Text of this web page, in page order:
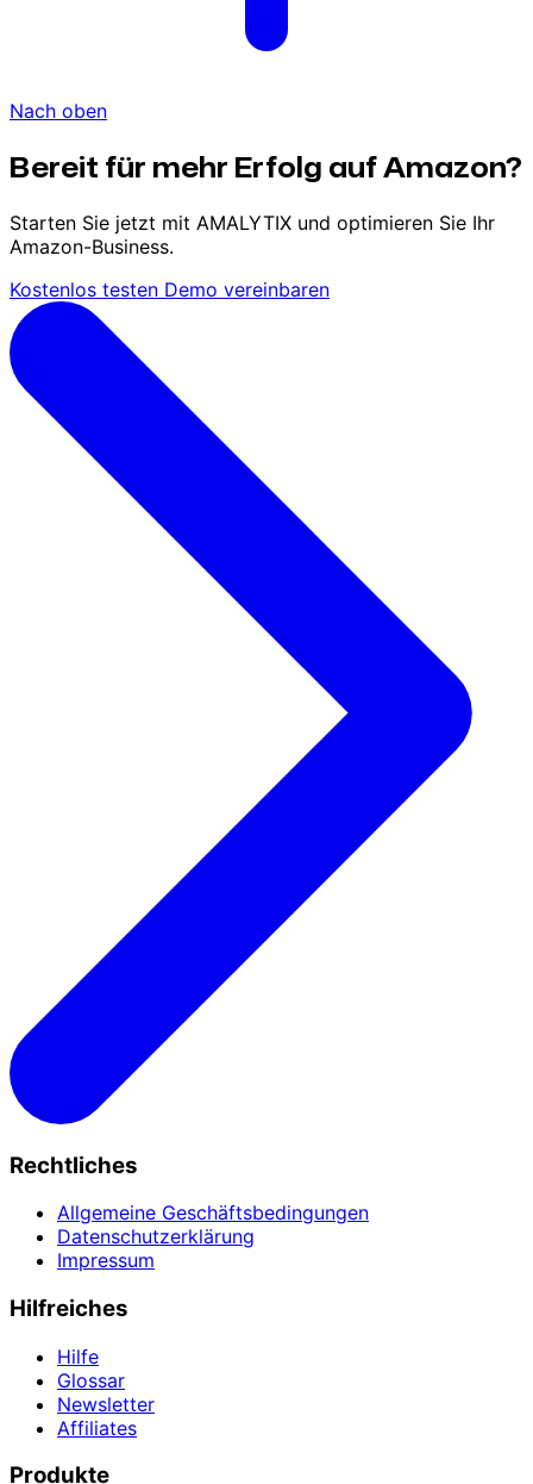
Nach oben
Bereit für mehr Erfolg auf Amazon?
Starten Sie jetzt mit AMALYTIX und optimieren Sie Ihr
Amazon-Business.
Kostenlos testen Demo vereinbaren
Rechtliches
Allgemeine Geschäftsbedingungen
Datenschutzerklärung
Impressum
Hilfreiches
Hilfe
Glossar
Newsletter
Affiliates
Produkte